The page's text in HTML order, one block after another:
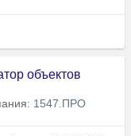
объектов
1547.ПРО